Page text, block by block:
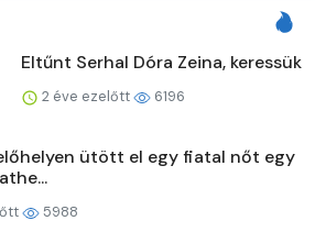
Eltűnt Serhal Dóra Zeina, keressük
2 éve ezelőtt 6196
ütött el egy fiatal nőt egy
5988